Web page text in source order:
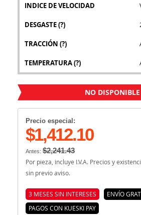
INDICE DE VELOCIDAD
DESGASTE(?)
TRACCIÓN (?)
TEMPERATURA(?)
NO DISPONIBLE
Precio especial:
$1,412.10
Antes: $2,241.43
Por pieza, incluye I.V.A. Precios y
sin previo aviso.
3 MESES SIN INTERESES
ENVÍO
PAGOS CON KUESKI PAY